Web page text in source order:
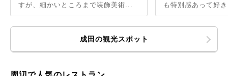
すが、細かいところまで装飾美術...
も特別感あって好
成田の観光スポット